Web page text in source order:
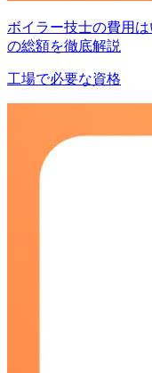
ボイラー技士の費用
の総額を徹底解説
工場で必要な資格